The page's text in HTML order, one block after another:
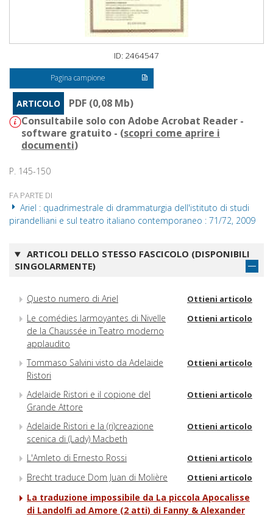
ID: 2464547
Pagina campione
ARTICOLO
PDF (0,08 Mb)
Consultabile solo con Adobe Acrobat Reader -
software gratuito - (scopri come aprire i
documenti)
P. 145-150
FA PARTE DI
Ariel : quadrimestrale di drammaturgia dell'istituto di studi
pirandelliani e sul teatro italiano contemporaneo : 71/72, 2009
ARTICOLI DELLO STESSO FASCICOLO (DISPONIBILI
SINGOLARMENTE)
Questo numero di Ariel Ottieni articolo
Le comédies larmoyantes di Nivelle
de la Chaussée in Teatro moderno
applaudito
Ottieni articolo
Tommaso Salvini visto da Adelaide
Ristori
Ottieni articolo
Adelaide Ristori e il copione del
Grande Attore
Ottieni articolo
Adelaide Ristori e la (ri)creazione
scenica di (Lady) Macbeth
Ottieni articolo
L'Amleto di Ernesto Rossi Ottieni articolo
Brecht traduce Dom Juan di Molière Ottieni articolo
La traduzione impossibile da La piccola Apocalisse
di Landolfi ad Amore (2 atti) di Fanny & Alexander